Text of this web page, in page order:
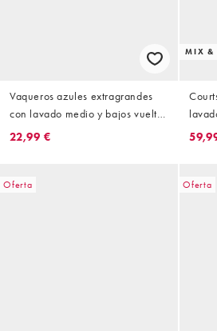
Vaqueros azules extragrandes
con lavado medio y bajos vueltos
de Courtside
22,99 €
MIX &
Oferta Oferta